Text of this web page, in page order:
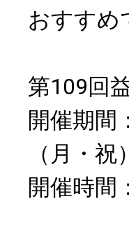
おすすめ
第109回
開催期間
（月・祝）
開催時間